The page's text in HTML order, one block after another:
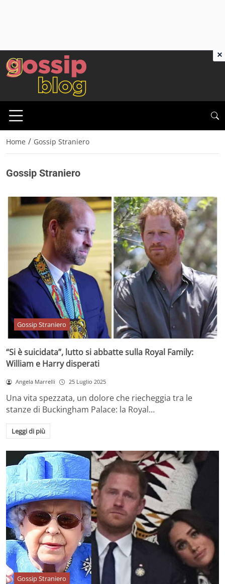
Home / Gossip Straniero
Gossip Straniero
Gossip Straniero
“Si è suicidata”, lutto si abbatte sulla Royal Family:
William e Harry disperati
Angela Marrelli 25 Luglio 2025
Una vita spezzata, un dolore che riecheggia tra le
stanze di Buckingham Palace: la Royal…
Leggi di più
Gossip Straniero
×